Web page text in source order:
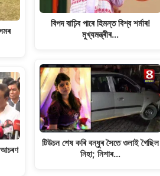
আচৰণ
বিপদ বাঢ়িব পাৰে হিমন্ত বিশ্ব শৰ্মাৰ!
মুখ্যমন্ত্ৰীৰ…
টিউচন শেষ কৰি বন্ধুৰ সৈতে ওলাই গৈছিল
নিহা; নিশাৰ…